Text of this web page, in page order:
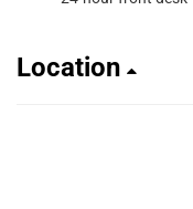
Location